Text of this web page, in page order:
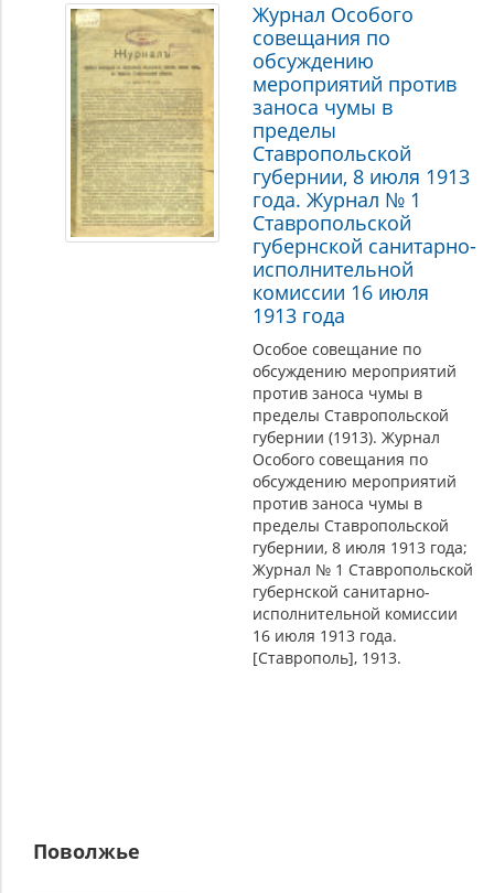
Журнал Особого
совещания по
обсуждению
мероприятий против
заноса чумы в
пределы
Ставропольской
губернии, 8 июля 1913
года. Журнал № 1
Ставропольской
губернской санитарно-
исполнительной
комиссии 16 июля
1913 года
Особое совещание по
обсуждению мероприятий
против заноса чумы в
пределы Ставропольской
губернии (1913). Журнал
Особого совещания по
обсуждению мероприятий
против заноса чумы в
пределы Ставропольской
губернии, 8 июля 1913 года;
Журнал № 1 Ставропольской
губернской санитарно-
исполнительной комиссии
16 июля 1913 года.
[Ставрополь], 1913.
Поволжье